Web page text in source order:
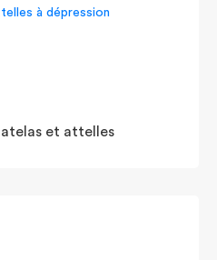
et attelles